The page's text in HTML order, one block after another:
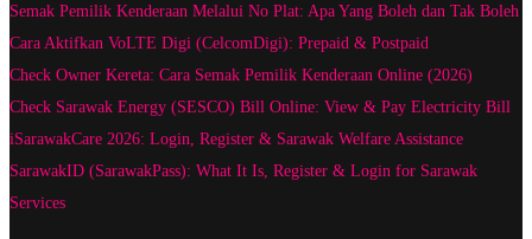
Semak Pemilik Kenderaan Melalui No Plat: Apa Yang Boleh dan Tak Boleh
Cara Aktifkan VoLTE Digi (CelcomDigi): Prepaid & Postpaid
Check Owner Kereta: Cara Semak Pemilik Kenderaan Online (2026)
Check Sarawak Energy (SESCO) Bill Online: View & Pay Electricity Bill
iSarawakCare 2026: Login, Register & Sarawak Welfare Assistance
SarawakID (SarawakPass): What It Is, Register & Login for Sarawak
Services